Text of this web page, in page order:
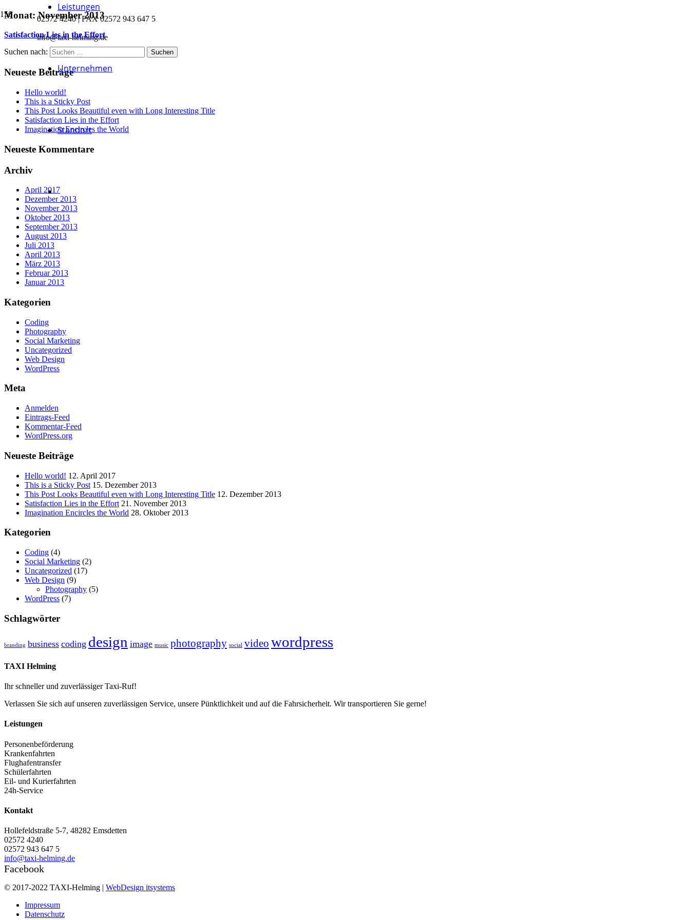
02572 4240 | FAX 02572 943 647 5
info@taxi-helming.de
Leistungen
Unternehmen
Standort
Monat:November 2013
Satisfaction Lies in the Effort
Suchen nach:
Neueste Beiträge
Hello world!
This is a Sticky Post
This Post Looks Beautiful even with Long Interesting Title
Satisfaction Lies in the Effort
Imagination Encircles the World
Neueste Kommentare
Archiv
April 2017
Dezember 2013
November 2013
Oktober 2013
September 2013
August 2013
Juli 2013
April 2013
März 2013
Februar 2013
Januar 2013
Kategorien
Coding
Photography
Social Marketing
Uncategorized
Web Design
WordPress
Meta
Anmelden
Eintrags-Feed
Kommentar-Feed
WordPress.org
Neueste Beiträge
Hello world! 12. April 2017
This is a Sticky Post 15. Dezember 2013
This Post Looks Beautiful even with Long Interesting Title 12. Dezember 2013
Satisfaction Lies in the Effort 21. November 2013
Imagination Encircles the World 28. Oktober 2013
Kategorien
Coding (4)
Social Marketing (2)
Uncategorized (17)
Web Design (9)
Photography (5)
WordPress (7)
Schlagwörter
branding business coding design image music photography social video wordpress
TAXI Helming
Ihr schneller und zuverlässiger Taxi-Ruf!
Verlassen Sie sich auf unseren zuverlässigen Service, unsere Pünktlichkeit und auf die Fahrsicherheit. Wir transportieren Sie gerne!
Leistungen
Personenbeförderung
Krankenfahrten
Flughafentransfer
Schülerfahrten
Eil- und Kurierfahrten
24h-Service
Kontakt
Hollefeldstraße 5-7, 48282 Emsdetten
02572 4240
02572 943 647 5
info@taxi-helming.de
Facebook
© 2017-2022 TAXI-Helming | WebDesign itsystems
Impressum
Datenschutz